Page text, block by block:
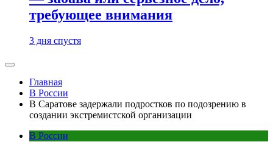
требующее внимания
3 дня спустя
Главная
В России
В Саратове задержали подростков по подозрению в
создании экстремистской организации
В России